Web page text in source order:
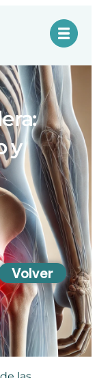
y
Volver